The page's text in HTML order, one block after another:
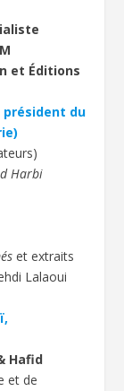
et Éditions
président du
Harbi
et extraits
Lalaoui
Hafid
et de